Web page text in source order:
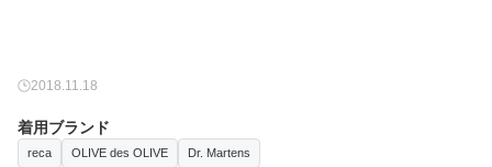
2018.11.18
着用ブランド
reca OLIVE des OLIVE Dr. Martens